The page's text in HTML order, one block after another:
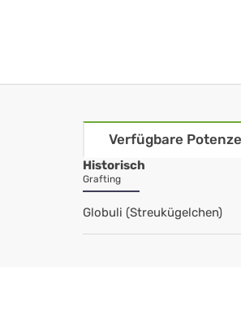
Verfügbare
Historisch
Grafting
Globuli (Streukügelchen)